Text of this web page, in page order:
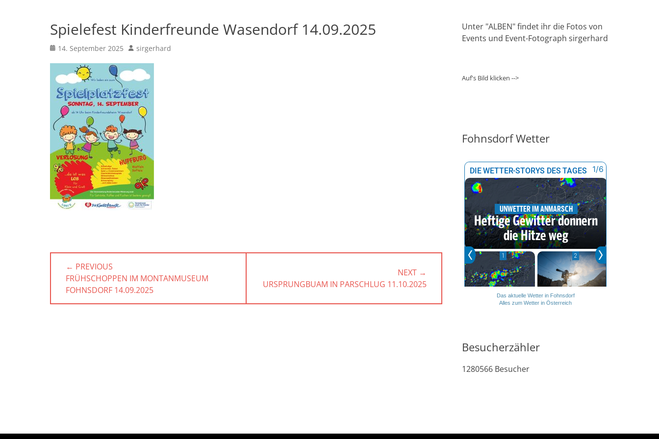
Spielefest Kinderfreunde Wasendorf 14.09.2025
Posted
14. September 2025 Author
sirgerhard
Beitragsnavigation
← PREVIOUS
PREVIOUS
POST:
FRÜHSCHOPPEN IM MONTANMUSEUM
FOHNSDORF 14.09.2025
NEXT →
NEXT
URSPRUNGBUAM IN PARSCHLUG 11.10.2025
Unter "ALBEN" findet ihr die Fotos von
Events und Event-Fotograph sirgerhard
Auf's Bild klicken -->
Fohnsdorf Wetter
Das aktuelle Wetter in Fohnsdorf
Alles zum Wetter in Österreich
Besucherzähler
1280566 Besucher